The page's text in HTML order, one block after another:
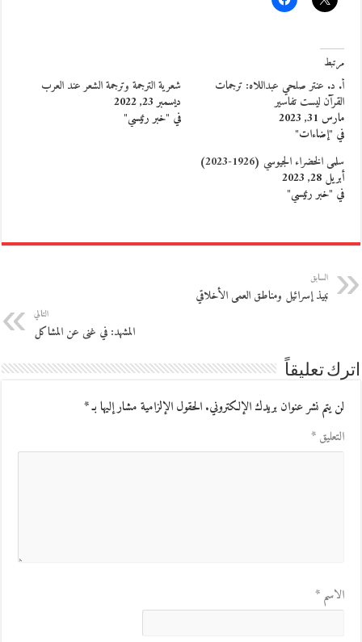
مرتبط
أ. د. عنتر صلحي عبداللاه: ترجمات
القرآن ليست تفاسير
مارس 31, 2023
في "إضاءات"
شعرية الترجمة وترجمة الشعر عند العرب
ديسمبر 23, 2022
في "خبر رئيسي"
سلمى الخضراء الجيوسي (1926-2023)
أبريل 28, 2023
في "خبر رئيسي"
السابق
نبيذ إسرائيل ومناطق العمى الأخلاقي
التالي
المشهد: في غنى عن المشاكل
اترك تعليقاً
لن يتم نشر عنوان بريدك الإلكتروني.الحقول الإلزامية مشار إليها بـ*
التعليق*
الاسم*